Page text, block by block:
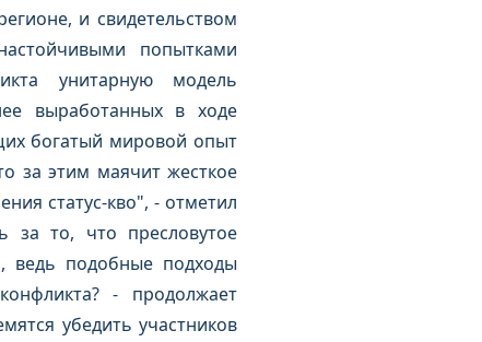
и свидетельством
попытками
унитарную модель
выработанных в ходе
богатый мировой опыт
за этим маячит жесткое
статус-кво", - отметил
за то, что пресловутое
ведь подобные подходы
- продолжает
убедить участников